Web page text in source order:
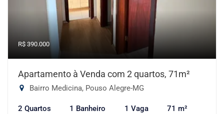
R$ 390.000
Apartamento à Venda com 2 quartos, 71m²
Bairro Medicina, Pouso Alegre-MG
2 Quartos 1 Banheiro 1 Vaga 71 m²